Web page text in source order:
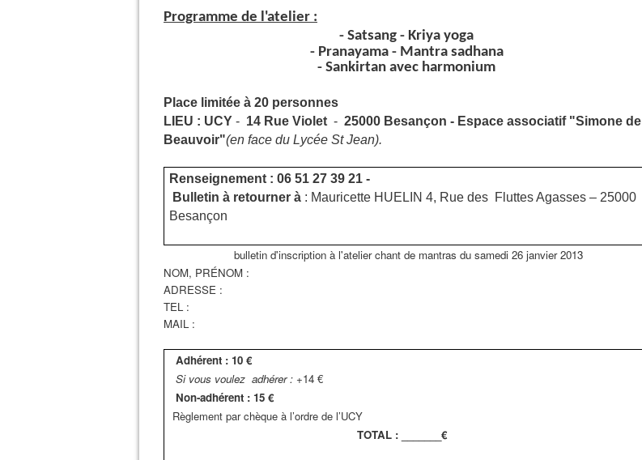
Programme de l'atelier :
- Satsang - Kriya yoga
- Pranayama - Mantra sadhana
- Sankirtan avec harmonium
Place limitée à 20 personnes
LIEU : UCY - 14 Rue Violet - 25000 Besançon - Espace associatif "Simone de
Beauvoir"(en face du Lycée St Jean).
Renseignement : 06 51 27 39 21 -
Bulletin à retourner à: Mauricette HUELIN 4, Rue des Fluttes Agasses – 25000
Besançon
bulletin d'inscription à l'atelier chant de mantras du samedi 26 janvier 2013
NOM, PRÉNOM :
ADRESSE :
TEL :
MAIL :
Adhérent : 10 €
Si vous voulez adhérer : +14 €
Non-adhérent : 15 €
Règlement par chèque à l’ordre de l’UCY
TOTAL : _______€